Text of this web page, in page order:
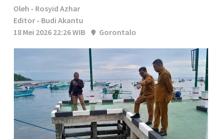
Oleh - Rosyid Azhar
Editor - Budi Akantu
18 Mei 2026 22:26 WIB
Gorontalo